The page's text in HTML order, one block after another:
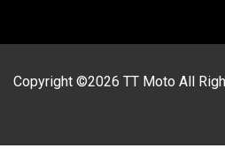
Copyright ©2026 TT Moto All